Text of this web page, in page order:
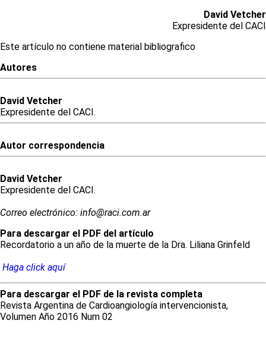
David Vetcher
Expresidente del CACI
Este artículo no contiene material bibliografico
Autores
David Vetcher
Expresidente del CACI.
Autor correspondencia
David Vetcher
Expresidente del CACI.
Correo electrónico: info@raci.com.ar
Para descargar el PDF del artículo
Recordatorio a un año de la muerte de la Dra. Liliana Grinfeld
Haga click aquí
Para descargar el PDF de la revista completa
Revista Argentina de Cardioangiología intervencionista,
Volumen Año 2016 Num 02